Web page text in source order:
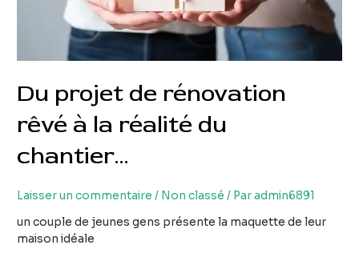
Du projet de rénovation
rêvé à la réalité du
chantier…
Laisser un commentaire / Non classé / Paradmin6891
un couple de jeunes gens présente la maquette de leur
maison idéale